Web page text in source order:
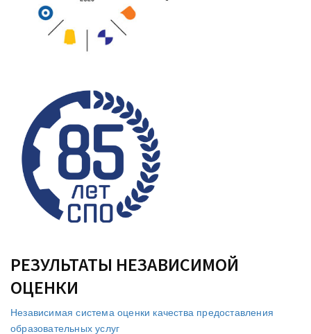
РЕЗУЛЬТАТЫ НЕЗАВИСИМОЙ
ОЦЕНКИ
Независимая система оценки качества предоставления
образовательных услуг